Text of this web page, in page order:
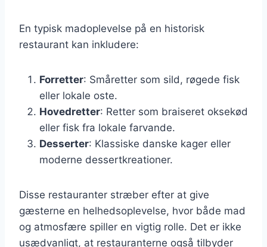
En typisk madoplevelse på en historisk
restaurant kan inkludere:
Forretter: Småretter som sild, røgede fisk
eller lokale oste.
Hovedretter: Retter som braiseret oksekød
eller fisk fra lokale farvande.
Desserter: Klassiske danske kager eller
moderne dessertkreationer.
Disse restauranter stræber efter at give
gæsterne en helhedsoplevelse, hvor både mad
og atmosfære spiller en vigtig rolle. Det er ikke
usædvanligt, at restauranterne også tilbyder